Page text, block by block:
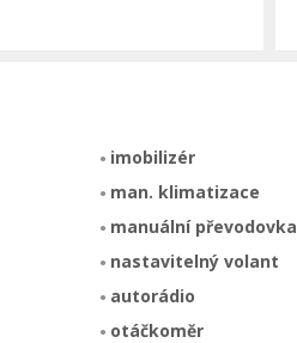
imobilizér
man. klimatizace
manuální převodovka
nastavitelný volant
autorádio
otáčkoměr